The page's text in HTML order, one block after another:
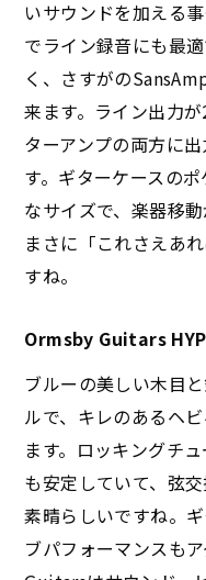
いサウンドを加える
でライン録音にも最
く、さすがの
来ます。ライン出力
ターアンプの両方に
す。ギターケースの
なサイズで、楽器移
まさに「これさえあ
すね。
Ormsby Guitars
ブルーの美しい木目
ルで、キレのあるヘ
ます。ロッキングチ
も安定していて、弦
素晴らしいですね。
ブパフォーマンスも